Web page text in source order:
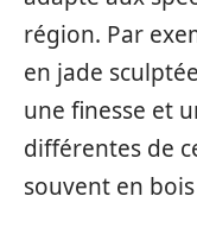
région. Par
en jade
une finesse et
différentes de
souvent en